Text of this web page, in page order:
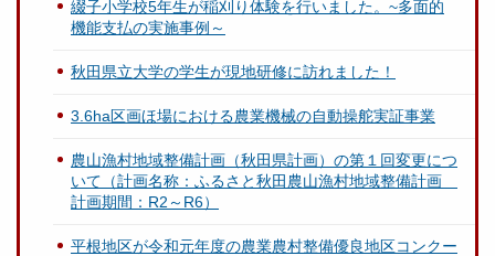
綴子小学校5年生が稲刈り体験を行いました。~多面的
機能支払の実施事例～
秋田県立大学の学生が現地研修に訪れました！
3.6ha区画ほ場における農業機械の自動操舵実証事業
農山漁村地域整備計画（秋田県計画）の第１回変更につ
いて（計画名称：ふるさと秋田農山漁村地域整備計画
計画期間：R2～R6）
平根地区が令和元年度の農業農村整備優良地区コンクー